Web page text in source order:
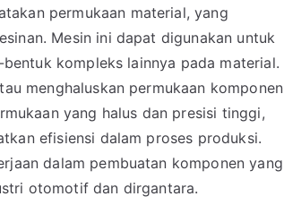
permukaan material, yang
Mesin ini dapat digunakan untuk
kompleks lainnya pada material.
menghaluskan permukaan komponen
yang halus dan presisi tinggi,
efisiensi dalam proses produksi.
dalam pembuatan komponen yang
otomotif dan dirgantara.